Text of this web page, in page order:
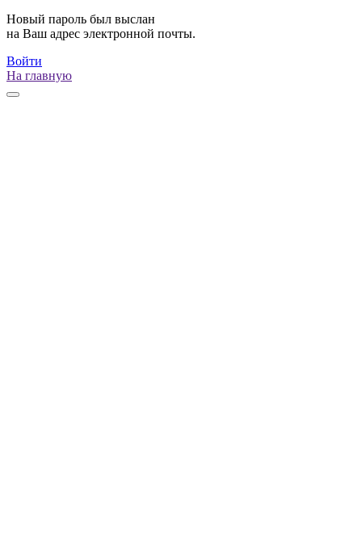
Новый пароль был выслан
на Ваш адрес электронной почты.
Войти
На главную